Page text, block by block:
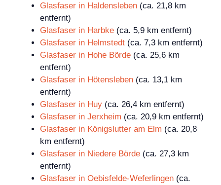
Glasfaser in Haldensleben (ca. 21,8 km
entfernt)
Glasfaser in Harbke (ca. 5,9 km entfernt)
Glasfaser in Helmstedt (ca. 7,3 km entfernt)
Glasfaser in Hohe Börde (ca. 25,6 km
entfernt)
Glasfaser in Hötensleben (ca. 13,1 km
entfernt)
Glasfaser in Huy (ca. 26,4 km entfernt)
Glasfaser in Jerxheim (ca. 20,9 km entfernt)
Glasfaser in Königslutter am Elm (ca. 20,8
km entfernt)
Glasfaser in Niedere Börde (ca. 27,3 km
entfernt)
Glasfaser in Oebisfelde-Weferlingen (ca.